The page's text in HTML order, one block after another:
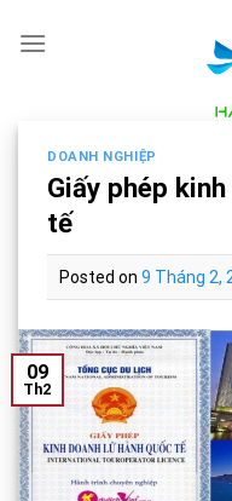
DOANH NGHIỆP
Giấy phép
tế
Posted on 9 Tháng 2,
09
Th2